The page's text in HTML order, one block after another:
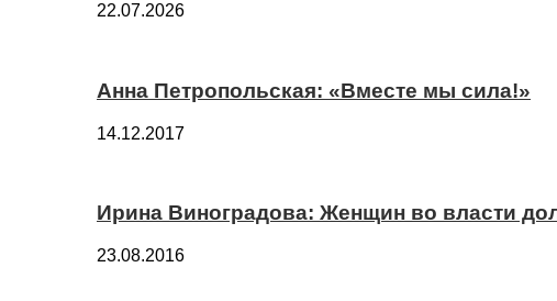
22.07.2026
Анна Петропольская: «Вместе мы сила!»
14.12.2017
Ирина Виноградова: Женщин во власти
23.08.2016